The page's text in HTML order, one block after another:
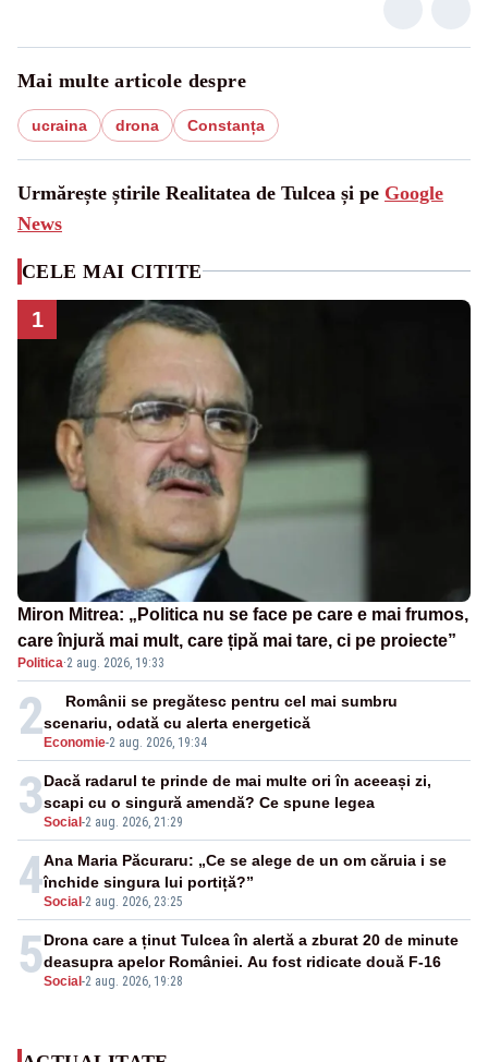
Mai multe articole despre
ucraina drona Constanța
Urmărește știrile Realitatea de Tulcea și pe Google
News
CELE MAI CITITE
1
Miron Mitrea: „Politica nu se face pe care e mai frumos,
care înjură mai mult, care țipă mai tare, ci pe proiecte”
Politica·2 aug. 2026, 19:33
2 Economie-2 aug. 2026, 19:34
Românii se pregătesc pentru cel mai sumbru
scenariu, odată cu alerta energetică
3Social -2 aug. 2026, 21:29
Dacă radarul te prinde de mai multe ori în aceeași zi,
scapi cu o singură amendă? Ce spune legea
4Social -2 aug. 2026, 23:25
Ana Maria Păcuraru: „Ce se alege de un om căruia i se
închide singura lui portiță?”
5Social -2 aug. 2026, 19:28
Drona care a ținut Tulcea în alertă a zburat 20 de minute
deasupra apelor României. Au fost ridicate două F-16